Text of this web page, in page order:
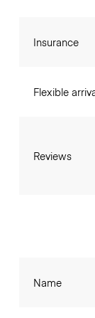
Insurance
Flexible
Reviews
Name